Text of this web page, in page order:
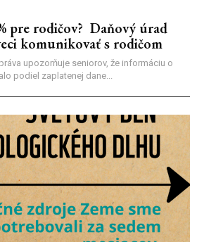
pre rodičov? Daňový úrad
komunikovať s rodičom
upozorňuje seniorov, že informáciu o
podiel zaplatenej dane...